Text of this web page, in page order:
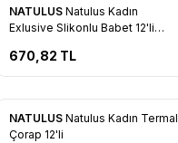
Favorilere Ekle
NATULUS Natulus Kadın
Exlusive Slikonlu Babet 12'li
670,82 TL
Favorilere Ekle
NATULUS Natulus Kadın Termal
Çorap 12'li